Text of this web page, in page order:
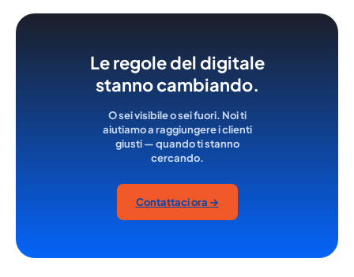
Le regole del digitale
stanno cambiando.
O sei visibile o sei fuori. Noi ti
aiutiamo a raggiungere i clienti
giusti — quando ti stanno
cercando.
Contattaci ora →